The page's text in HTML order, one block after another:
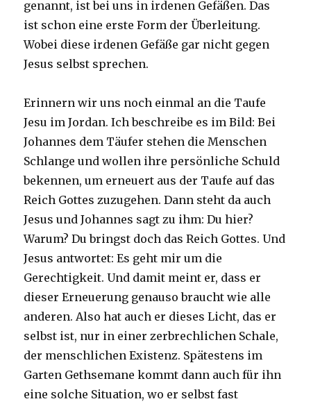
genannt, ist bei uns in irdenen Gefäßen. Das
ist schon eine erste Form der Überleitung.
Wobei diese irdenen Gefäße gar nicht gegen
Jesus selbst sprechen.
Erinnern wir uns noch einmal an die Taufe
Jesu im Jordan. Ich beschreibe es im Bild: Bei
Johannes dem Täufer stehen die Menschen
Schlange und wollen ihre persönliche Schuld
bekennen, um erneuert aus der Taufe auf das
Reich Gottes zuzugehen. Dann steht da auch
Jesus und Johannes sagt zu ihm: Du hier?
Warum? Du bringst doch das Reich Gottes. Und
Jesus antwortet: Es geht mir um die
Gerechtigkeit. Und damit meint er, dass er
dieser Erneuerung genauso braucht wie alle
anderen. Also hat auch er dieses Licht, das er
selbst ist, nur in einer zerbrechlichen Schale,
der menschlichen Existenz. Spätestens im
Garten Gethsemane kommt dann auch für ihn
eine solche Situation, wo er selbst fast